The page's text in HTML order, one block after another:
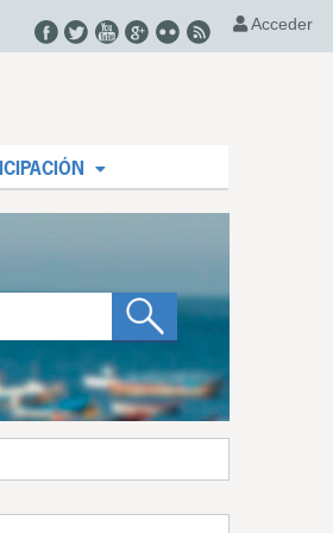
Acceder